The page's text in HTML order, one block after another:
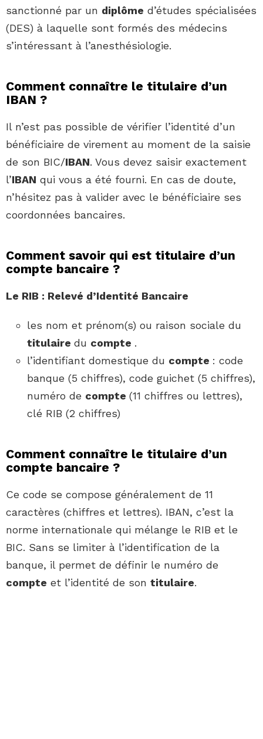
sanctionné par un diplôme d’études spécialisées
(DES) à laquelle sont formés des médecins
s’intéressant à l’anesthésiologie.
Comment connaître le titulaire d’un
IBAN ?
Il n’est pas possible de vérifier l’identité d’un
bénéficiaire de virement au moment de la saisie
de son BIC/IBAN. Vous devez saisir exactement
l’IBAN qui vous a été fourni. En cas de doute,
n’hésitez pas à valider avec le bénéficiaire ses
coordonnées bancaires.
Comment savoir qui est titulaire d’un
compte bancaire ?
Le RIB : Relevé d’Identité Bancaire
les nom et prénom(s) ou raison sociale du
titulaire du compte .
l’identifiant domestique du compte : code
banque (5 chiffres), code guichet (5 chiffres),
numéro de compte (11 chiffres ou lettres),
clé RIB (2 chiffres)
Comment connaître le titulaire d’un
compte bancaire ?
Ce code se compose généralement de 11
caractères (chiffres et lettres). IBAN, c’est la
norme internationale qui mélange le RIB et le
BIC. Sans se limiter à l’identification de la
banque, il permet de définir le numéro de
compte et l’identité de son titulaire.